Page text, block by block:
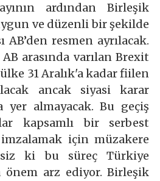
ardından Birleşik
ve düzenli bir şekilde
AB’den resmen ayrılacak.
arasında varılan Brexit
31 Aralık'a kadar fiilen
ancak siyasi karar
yer almayacak. Bu geçiş
kapsamlı bir serbest
için müzakere
ki bu süreç Türkiye
önem arz ediyor. Birleşik